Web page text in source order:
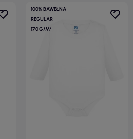
100% BAWEŁNA
REGULAR
170 G/M²